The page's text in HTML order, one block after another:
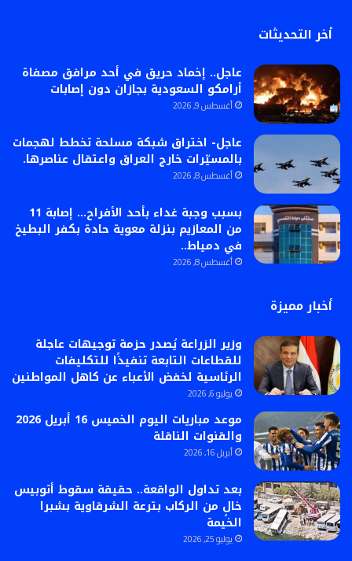
أخر التحديثات
عاجل.. إخماد حريق في أحد مرافق مصفاة
أرامكو السعودية بجازان دون إصابات
أغسطس 9, 2026
عاجل- اختراق شبكة مسلحة تخطط لهجمات
بالمسيّرات خارج العراق واعتقال عناصرها.
أغسطس 8, 2026
بسبب وجبة غداء بأحد الأفراح… إصابة 11
من المعازيم بنزلة معوية حادة بكفر البطيخ
في دمياط..
أغسطس 8, 2026
أخبار مميزة
وزير الزراعة يُصدر حزمة توجيهات عاجلة
للقطاعات التابعة تنفيذًا للتكليفات
الرئاسية لخفض الأعباء عن كاهل المواطنين
يوليو 6, 2026
موعد مباريات اليوم الخميس 16 أبريل 2026
والقنوات الناقلة
أبريل 16, 2026
بعد تداول الواقعة.. حقيقة سقوط أتوبيس
خالٍ من الركاب بترعة الشرقاوية بشبرا
الخيمة
يوليو 25, 2026